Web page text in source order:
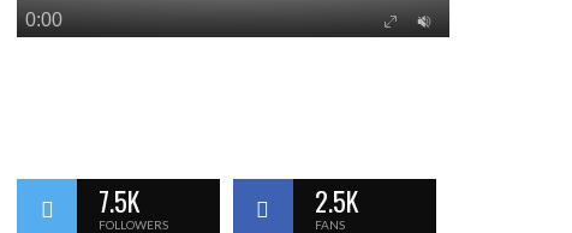
7.5K
FOLLOWERS
2.5K
FANS